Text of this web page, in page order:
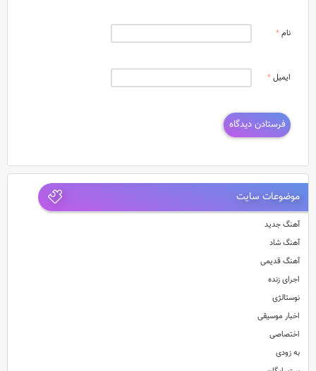
نام*
ایمیل*
موضوعات سایت
آهنگ جدید
آهنگ شاد
آهنگ قدیمی
اجرای زنده
نوستالژی
اخبار موسیقی
اختصاصی
به زودی